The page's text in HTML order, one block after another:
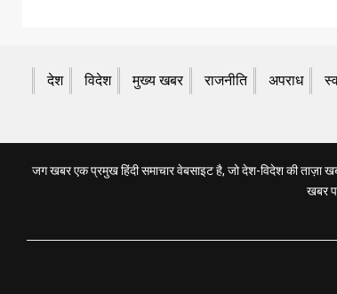
देश विदेश मुख्य खबर राजनीति अपराध
जग खबर एक प्रमुख हिंदी समाचार वेबसाइट है, जो देश-विदेश की ताज़ा
खबर